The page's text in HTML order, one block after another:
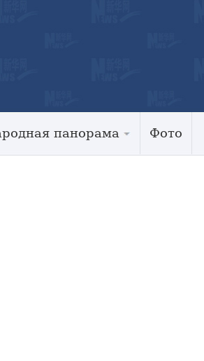
панорама Фото